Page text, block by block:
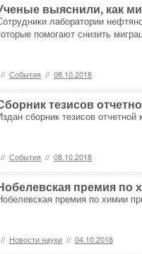
выяснили, как
лаборатории
помогают снизить
// События // 08.10.2018
тезисов
сборник тезисов
// События // 08.10.2018
премия по
премия по химии
// Новости науки // 04.10.2018